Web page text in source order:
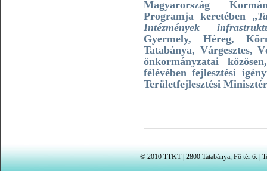
Magyarország
Programja keretében „
Intézmények
Gyermely, Héreg,
Tatabánya, Várgesztes,
önkormányzatai
félévében fejlesztési
Területfejlesztési
© 2010 TTKT | 2800 Tatabánya, Fő tér 6. |